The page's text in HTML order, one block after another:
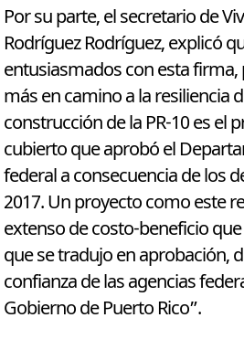
Por su parte, el secretario de
Rodríguez Rodríguez, explicó
entusiasmados con esta
más en camino a la resiliencia
construcción de la PR-10 es el
cubierto que aprobó el
federal a consecuencia de los
2017. Un proyecto como este
extenso de costo-beneficio
que se tradujo en aprobación,
confianza de las agencias
Gobierno de Puerto Rico”.